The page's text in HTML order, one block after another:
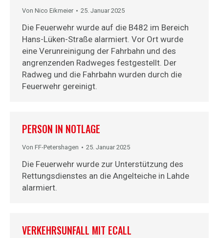
Von Nico Eikmeier 25. Januar 2025
Die Feuerwehr wurde auf die B482 im Bereich
Hans-Lüken-Straße alarmiert. Vor Ort wurde
eine Verunreinigung der Fahrbahn und des
angrenzenden Radweges festgestellt. Der
Radweg und die Fahrbahn wurden durch die
Feuerwehr gereinigt.
PERSON IN NOTLAGE
Von FF-Petershagen 25. Januar 2025
Die Feuerwehr wurde zur Unterstützung des
Rettungsdienstes an die Angelteiche in Lahde
alarmiert.
VERKEHRSUNFALL MIT ECALL